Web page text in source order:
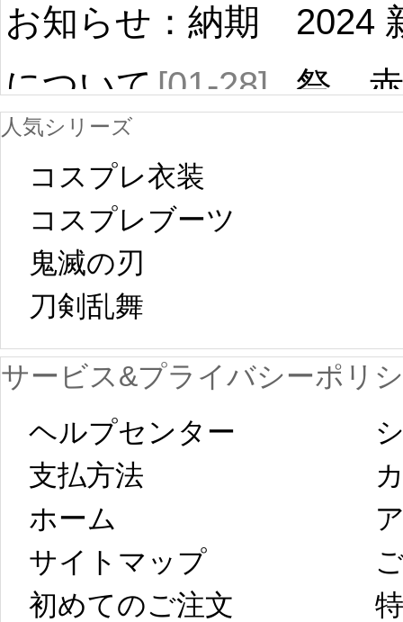
お知らせ：納期
について[01-28]
中国旧正月の影
響で2024年2月5
日から工場生産
が一時停止いた
します。 2月5日
以後のご注文
は、2月25日から
コスプレ制作、
2024
祭 赤
プレ
新春
字半
第二
人気シリーズ
コスプレ衣装
コスプレブーツ
鬼滅の刃
刀剣乱舞
サービス&プライバシーポリ
ヘルプセンター
支払方法
ホーム
サイトマップ
初めてのご注文